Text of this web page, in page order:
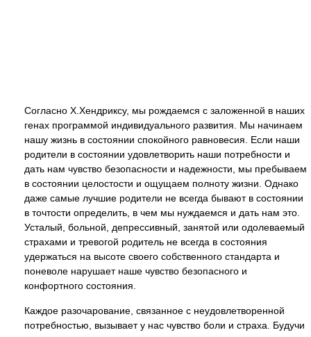
Согласно Х.Хендриксу, мы рождаемся с заложенной в наших
генах программой индивидуального развития. Мы начинаем
нашу жизнь в состоянии спокойного равновесия. Если наши
родители в состоянии удовлетворить наши потребности и
дать нам чувство безопасности и надежности, мы пребываем
в состоянии целостости и ощущаем полноту жизни. Однако
даже самые лучшие родители не всегда бывают в состоянии
в точтости определить, в чем мы нуждаемся и дать нам это.
Усталый, больной, депрессивный, занятой или одолеваемый
страхами и тревогой родитель не всегда в состояния
удержаться на высоте своего собственного стандарта и
поневоле нарушает наше чувство безопасного и
конфортного состояния.
Каждое разочарование, связанное с неудовлетворенной
потребностью, вызывает у нас чувство боли и страха. Будучи